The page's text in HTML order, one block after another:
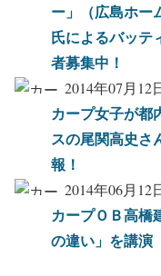
ー」（広島ホー
氏によるバッテ
者募集中！
2014年07月12
カープ女子が都
スの尾関高史さ
報！
2014年06月12
カープＯＢ高橋
の違い」を講演